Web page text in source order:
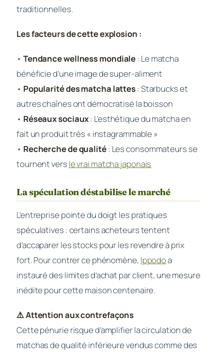
traditionnelles.
Les facteurs de cette explosion :
• Tendance wellness mondiale: Le matcha
bénéficie d’une image de super-aliment
• Popularité des matcha lattes: Starbucks et
autres chaînes ont démocratisé la boisson
• Réseaux sociaux: L’esthétique du matcha en
fait un produit très « instagrammable »
• Recherche de qualité: Les consommateurs se
tournent vers le vrai matcha japonais
La spéculation déstabilise le marché
L’entreprise pointe du doigt les pratiques
spéculatives : certains acheteurs tentent
d’accaparer les stocks pour les revendre à prix
fort. Pour contrer ce phénomène, Ippodoa
instauré des limites d’achat par client, une mesure
inédite pour cette maison centenaire.
⚠️ Attention aux contrefaçons
Cette pénurie risque d’amplifier la circulation de
matchas de qualité inférieure vendus comme des